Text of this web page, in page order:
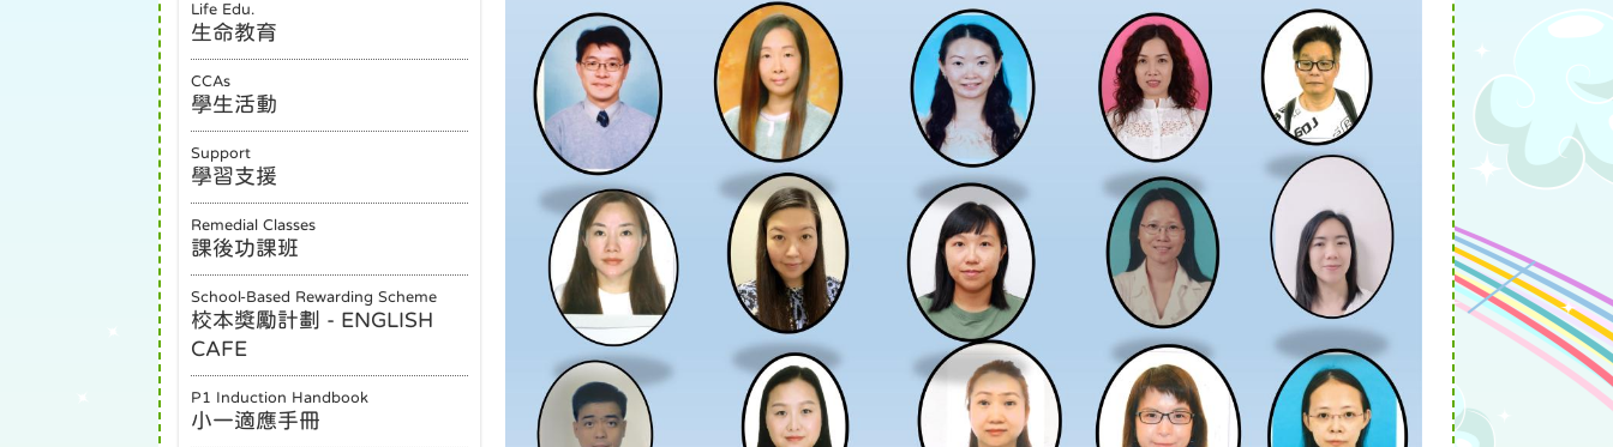
Life Edu.
生命教育
CCAs
學生活動
Support
學習支援
Remedial Classes
課後功課班
School-Based Rewarding Scheme
校本獎勵計劃 - ENGLISH
CAFE
P1 Induction Handbook
小一適應手冊